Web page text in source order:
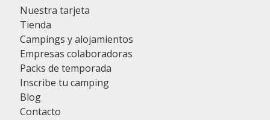
Nuestra tarjeta
Tienda
Campings y alojamientos
Empresas colaboradoras
Packs de temporada
Inscribe tu camping
Blog
Contacto